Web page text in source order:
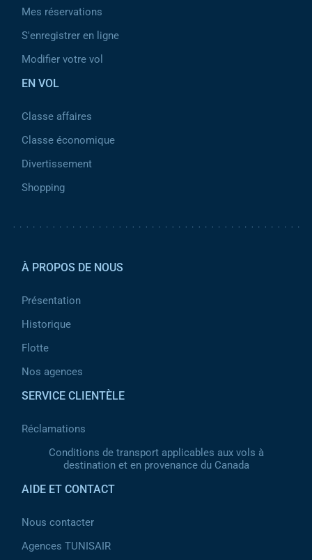
Mes réservations
S'enregistrer en ligne
Modifier votre vol
EN VOL
Classe affaires
Classe économique
Divertissement
Shopping
À PROPOS DE NOUS
Présentation
Historique
Flotte
Nos agences
SERVICE CLIENTÈLE
Réclamations
Conditions de transport applicables aux vols à
destination et en provenance du Canada
AIDE ET CONTACT
Nous contacter
Agences TUNISAIR